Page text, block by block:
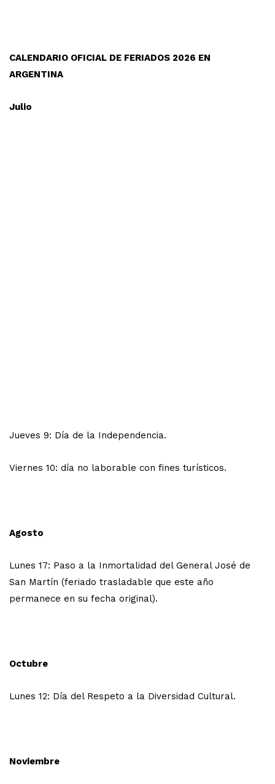
CALENDARIO OFICIAL DE FERIADOS 2026 EN
ARGENTINA
Julio
Jueves 9: Día de la Independencia.
Viernes 10: día no laborable con fines turísticos.
Agosto
Lunes 17: Paso a la Inmortalidad del General José de
San Martín (feriado trasladable que este año
permanece en su fecha original).
Octubre
Lunes 12: Día del Respeto a la Diversidad Cultural.
Noviembre